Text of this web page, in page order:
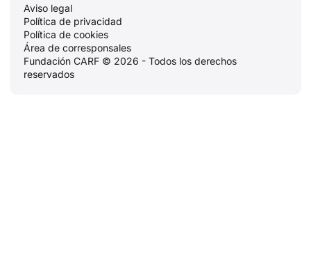
Aviso legal
Política de privacidad
Política de cookies
Área de corresponsales
Fundación CARF © 2026 - Todos los derechos
reservados